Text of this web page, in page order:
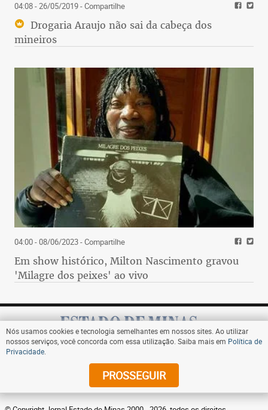
04:08 - 26/05/2019- Compartilhe
Drogaria Araujo não sai da cabeça dos
mineiros
04:00 - 08/06/2023- Compartilhe
Em show histórico, Milton Nascimento gravou
'Milagre dos peixes' ao vivo
Assine
Nós usamos cookies e tecnologia semelhantes em nossos sites. Ao utilizar
nossos serviços, você concorda com essa utilização. Saiba mais em Política de
Privacidade
PROSSEGUIR